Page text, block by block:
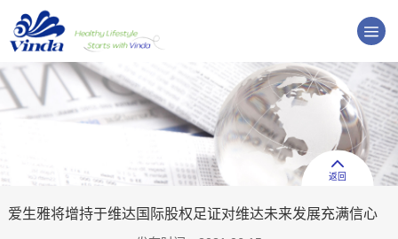
返回
爱生雅将增持于维达国际股权足证对维达未来发展充满信心